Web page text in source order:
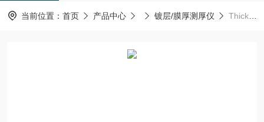
当前位置： 首页 产品中心 镀层/膜厚测厚仪 Thick800A电镀膜厚测试仪,